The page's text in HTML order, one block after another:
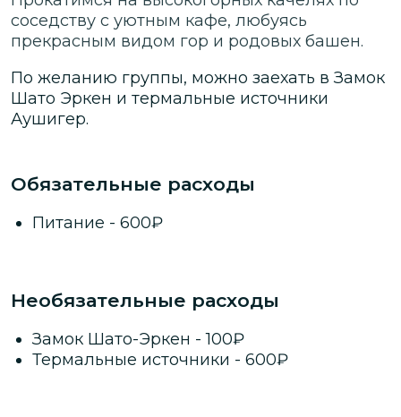
соседству с уютным кафе, любуясь
прекрасным видом гор и родовых башен.
По желанию группы, можно заехать в Замок
Шато Эркен и термальные источники
Аушигер.
Обязательные расходы
Питание - 600₽
Необязательные расходы
Замок Шато-Эркен -100₽
Термальные источники - 600₽